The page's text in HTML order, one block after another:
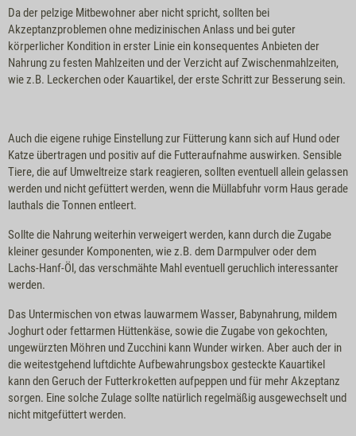
Da der pelzige Mitbewohner aber nicht spricht, sollten bei
Akzeptanzproblemen ohne medizinischen Anlass und bei guter
körperlicher Kondition in erster Linie ein konsequentes Anbieten der
Nahrung zu festen Mahlzeiten und der Verzicht auf Zwischenmahlzeiten,
wie z.B. Leckerchen oder Kauartikel, der erste Schritt zur Besserung sein.
Auch die eigene ruhige Einstellung zur Fütterung kann sich auf Hund oder
Katze übertragen und positiv auf die Futteraufnahme auswirken. Sensible
Tiere, die auf Umweltreize stark reagieren, sollten eventuell allein gelassen
werden und nicht gefüttert werden, wenn die Müllabfuhr vorm Haus gerade
lauthals die Tonnen entleert.
Sollte die Nahrung weiterhin verweigert werden, kann durch die Zugabe
kleiner gesunder Komponenten, wie z.B. dem Darmpulver oder dem
Lachs-Hanf-Öl, das verschmähte Mahl eventuell geruchlich interessanter
werden.
Das Untermischen von etwas lauwarmem Wasser, Babynahrung, mildem
Joghurt oder fettarmen Hüttenkäse, sowie die Zugabe von gekochten,
ungewürzten Möhren und Zucchini kann Wunder wirken. Aber auch der in
die weitestgehend luftdichte Aufbewahrungsbox gesteckte Kauartikel
kann den Geruch der Futterkroketten aufpeppen und für mehr Akzeptanz
sorgen. Eine solche Zulage sollte natürlich regelmäßig ausgewechselt und
nicht mitgefüttert werden.